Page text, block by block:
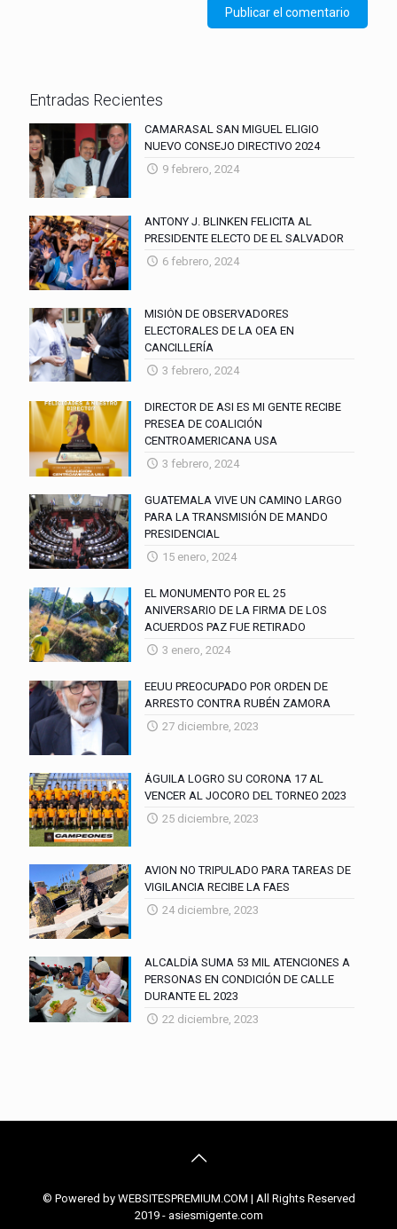
Entradas Recientes
CAMARASAL SAN MIGUEL ELIGIO
NUEVO CONSEJO DIRECTIVO 2024
9 febrero, 2024
ANTONY J. BLINKEN FELICITA AL
PRESIDENTE ELECTO DE EL SALVADOR
6 febrero, 2024
MISIÓN DE OBSERVADORES
ELECTORALES DE LA OEA EN
CANCILLERÍA
3 febrero, 2024
DIRECTOR DE ASI ES MI GENTE RECIBE
PRESEA DE COALICIÓN
CENTROAMERICANA USA
3 febrero, 2024
GUATEMALA VIVE UN CAMINO LARGO
PARA LA TRANSMISIÓN DE MANDO
PRESIDENCIAL
15 enero, 2024
EL MONUMENTO POR EL 25
ANIVERSARIO DE LA FIRMA DE LOS
ACUERDOS PAZ FUE RETIRADO
3 enero, 2024
EEUU PREOCUPADO POR ORDEN DE
ARRESTO CONTRA RUBÉN ZAMORA
27 diciembre, 2023
ÁGUILA LOGRO SU CORONA 17 AL
VENCER AL JOCORO DEL TORNEO 2023
25 diciembre, 2023
AVION NO TRIPULADO PARA TAREAS DE
VIGILANCIA RECIBE LA FAES
24 diciembre, 2023
ALCALDÍA SUMA 53 MIL ATENCIONES A
PERSONAS EN CONDICIÓN DE CALLE
DURANTE EL 2023
22 diciembre, 2023
© Powered by WEBSITESPREMIUM.COM | All Rights Reserved
2019 - asiesmigente.com